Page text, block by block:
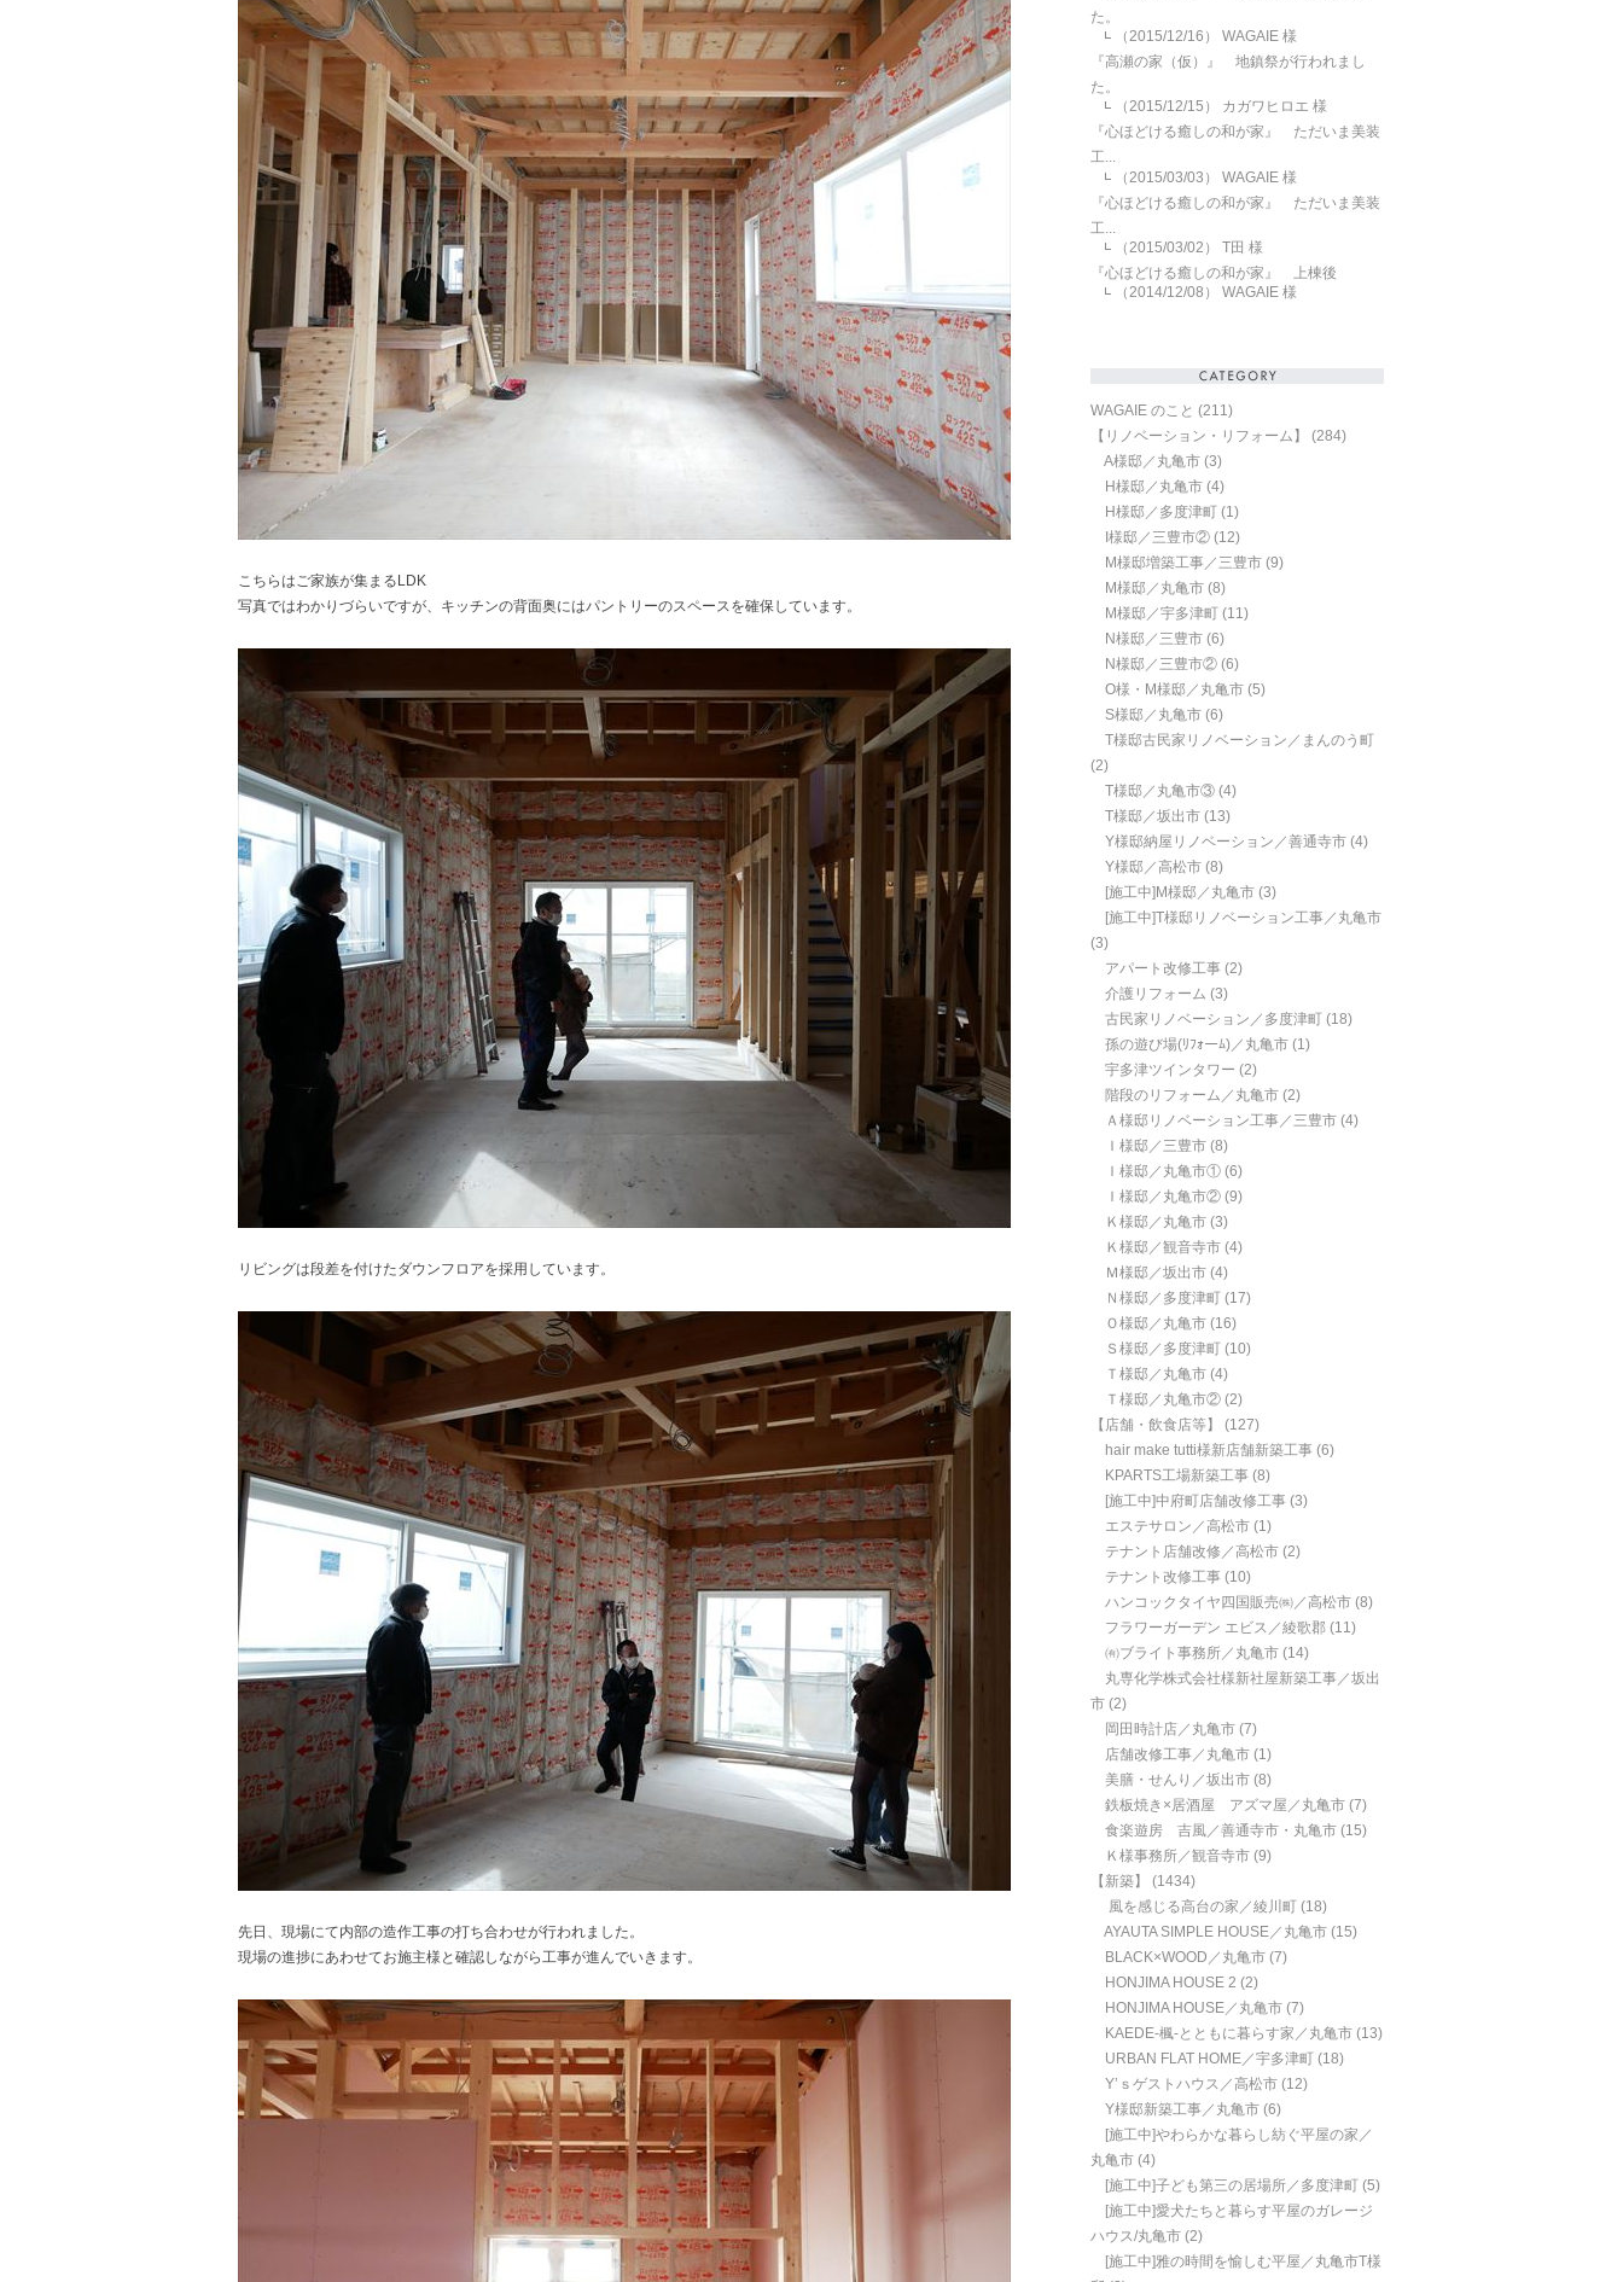
こちらはご家族が集まるLDK
写真ではわかりづらいですが、キッチンの背面奥にはパントリーのスペースを確保しています。
リビングは段差を付けたダウンフロアを採用しています。
先日、現場にて内部の造作工事の打ち合わせが行われました。
現場の進捗にあわせてお施主様と確認しながら工事が進んでいきます。
た。
（2015/12/16）
WAGAIE 様
『高瀬の家（仮）』 地鎮祭が行われまし
た。
（2015/12/15）
カガワヒロエ 様
『心ほどける癒しの和が家』 ただいま美装
工...
（2015/03/03）
WAGAIE 様
『心ほどける癒しの和が家』 ただいま美装
工...
（2015/03/02）
T田 様
『心ほどける癒しの和が家』 上棟後
（2014/12/08）
WAGAIE 様
WAGAIE のこと (211)
【リノベーション・リフォーム】
(284)
A様邸／丸亀市 (3)
H様邸／丸亀市 (4)
H様邸／多度津町 (1)
I様邸／三豊市② (12)
M様邸増築工事／三豊市 (9)
M様邸／丸亀市 (8)
M様邸／宇多津町 (11)
N様邸／三豊市 (6)
N様邸／三豊市② (6)
O様・M様邸／丸亀市 (5)
S様邸／丸亀市 (6)
T様邸古民家リノベーション／まんのう町
(2)
T様邸／丸亀市③ (4)
T様邸／坂出市 (13)
Y様邸納屋リノベーション／善通寺市 (4)
Y様邸／高松市 (8)
[施工中]M様邸／丸亀市 (3)
[施工中]T様邸リノベーション工事／丸亀市
(3)
アパート改修工事 (2)
介護リフォーム (3)
古民家リノベーション／多度津町 (18)
孫の遊び場(ﾘﾌｫーﾑ)／丸亀市 (1)
宇多津ツインタワー (2)
階段のリフォーム／丸亀市 (2)
Ａ様邸リノベーション工事／三豊市 (4)
Ｉ様邸／三豊市 (8)
Ｉ様邸／丸亀市① (6)
Ｉ様邸／丸亀市② (9)
Ｋ様邸／丸亀市 (3)
Ｋ様邸／観音寺市 (4)
Ｍ様邸／坂出市 (4)
Ｎ様邸／多度津町 (17)
Ｏ様邸／丸亀市 (16)
Ｓ様邸／多度津町 (10)
Ｔ様邸／丸亀市 (4)
Ｔ様邸／丸亀市② (2)
【店舗・飲食店等】
(127)
hair make tutti様新店舗新築工事 (6)
KPARTS工場新築工事 (8)
[施工中]中府町店舗改修工事 (3)
エステサロン／高松市 (1)
テナント店舗改修／高松市 (2)
テナント改修工事 (10)
ハンコックタイヤ四国販売㈱／高松市 (8)
フラワーガーデン エビス／綾歌郡 (11)
㈲ブライト事務所／丸亀市 (14)
丸専化学株式会社様新社屋新築工事／坂出
市 (2)
岡田時計店／丸亀市 (7)
店舗改修工事／丸亀市 (1)
美膳・せんり／坂出市 (8)
鉄板焼き×居酒屋 アズマ屋／丸亀市 (7)
食楽遊房 吉風／善通寺市・丸亀市 (15)
Ｋ様事務所／観音寺市 (9)
【新築】
(1434)
風を感じる高台の家／綾川町 (18)
AYAUTA SIMPLE HOUSE／丸亀市 (15)
BLACK×WOOD／丸亀市 (7)
HONJIMA HOUSE 2 (2)
HONJIMA HOUSE／丸亀市 (7)
KAEDE-楓-とともに暮らす家／丸亀市 (13)
URBAN FLAT HOME／宇多津町 (18)
Y’ｓゲストハウス／高松市 (12)
Y様邸新築工事／丸亀市 (6)
[施工中]やわらかな暮らし紡ぐ平屋の家／
丸亀市 (4)
[施工中]子ども第三の居場所／多度津町 (5)
[施工中]愛犬たちと暮らす平屋のガレージ
ハウス/丸亀市 (2)
[施工中]雅の時間を愉しむ平屋／丸亀市T様